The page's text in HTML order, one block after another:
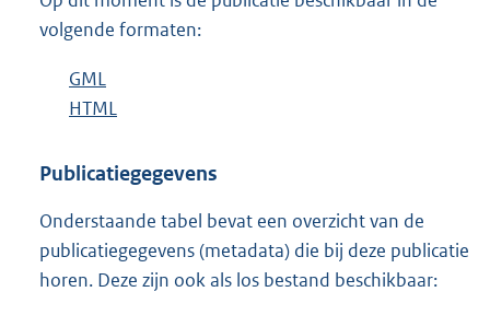
volgende formaten:
D
o
n
o
a
d
GML
e
t
n
d
s
D
w
l
o
a
HTML
s
a
n
d
Publicatiegegevens
Onderstaande tabel bevat een overzicht van de
publicatiegegevens (metadata) die bij deze publicatie
horen. Deze zijn ook als los bestand beschikbaar: